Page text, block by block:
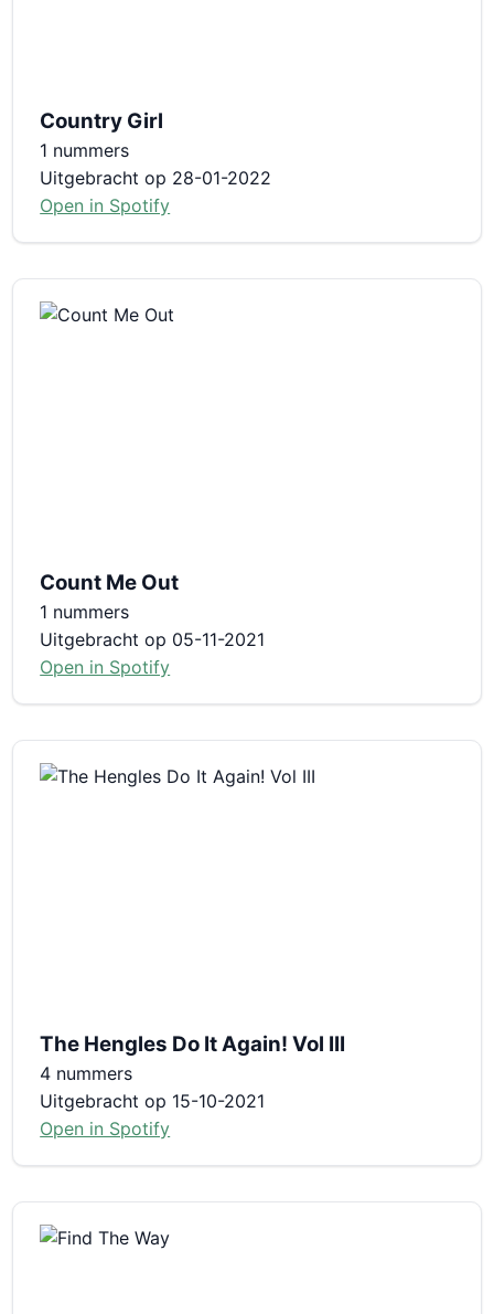
Country Girl
1 nummers
Uitgebracht op 28-01-2022
Open in Spotify
Count Me Out
1 nummers
Uitgebracht op 05-11-2021
Open in Spotify
The Hengles Do It Again! Vol III
4 nummers
Uitgebracht op 15-10-2021
Open in Spotify